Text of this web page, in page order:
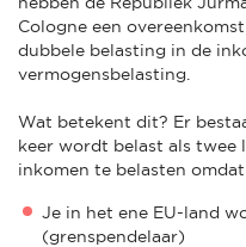
Cologne een
dubbele belasting in de
vermogensbelasting.
Wat betekent dit? Er
keer wordt belast als twee
inkomen te belasten
Je in het ene EU-land
(grenspendelaar)